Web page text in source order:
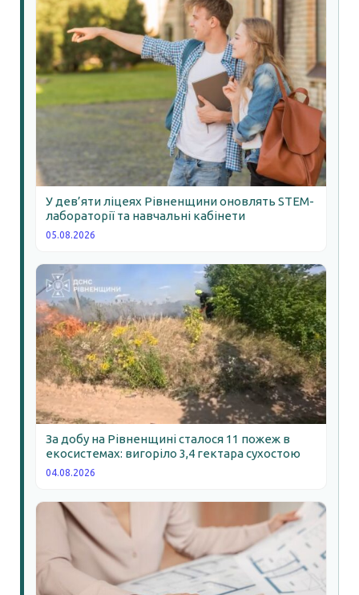
У дев’яти ліцеях Рівненщини оновлять STEM-
лабораторії та навчальні кабінети
05.08.2026
За добу на Рівненщині сталося 11 пожеж в
екосистемах: вигоріло 3,4 гектара сухостою
04.08.2026